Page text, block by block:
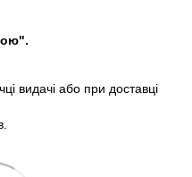
видачі або при доставці